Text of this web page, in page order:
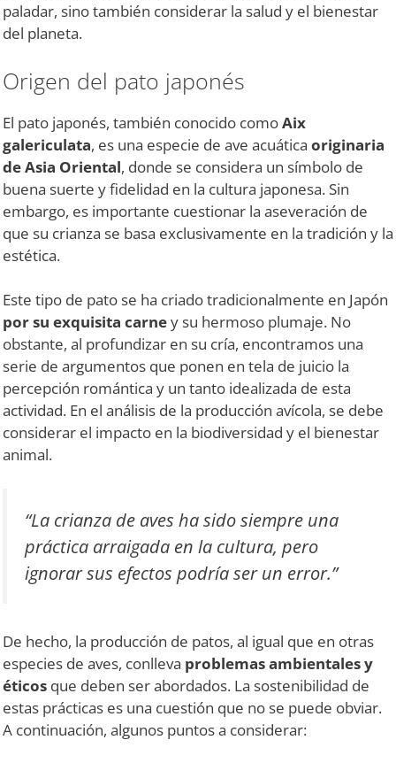
paladar, sino también considerar la salud y el bienestar
del planeta.
Origen del pato japonés
El pato japonés, también conocido comoAix
galericulata, es una especie de ave acuática originaria
de Asia Oriental, donde se considera un símbolo de
buena suerte y fidelidad en la cultura japonesa. Sin
embargo, es importante cuestionar la aseveración de
que su crianza se basa exclusivamente en la tradición y la
estética.
Este tipo de pato se ha criado tradicionalmente en Japón
por su exquisita carney su hermoso plumaje. No
obstante, al profundizar en su cría, encontramos una
serie de argumentos que ponen en tela de juicio la
percepción romántica y un tanto idealizada de esta
actividad. En el análisis de la producción avícola, se debe
considerar el impacto en la biodiversidad y el bienestar
animal.
“La crianza de aves ha sido siempre una
práctica arraigada en la cultura, pero
ignorar sus efectos podría ser un error.”
De hecho, la producción de patos, al igual que en otras
especies de aves, conlleva problemas ambientales y
éticos que deben ser abordados. La sostenibilidad de
estas prácticas es una cuestión que no se puede obviar.
A continuación, algunos puntos a considerar: